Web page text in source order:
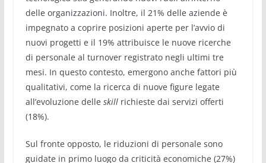
delle organizzazioni. Inoltre, il 21% delle aziende è
impegnato a coprire posizioni aperte per l’avvio di
nuovi progetti e il 19% attribuisce le nuove ricerche
di personale al turnover registrato negli ultimi tre
mesi. In questo contesto, emergono anche fattori più
qualitativi, come la ricerca di nuove figure legate
all’evoluzione delle skillrichieste dai servizi offerti
(18%).
Sul fronte opposto, le riduzioni di personale sono
guidate in primo luogo da criticità economiche (27%)